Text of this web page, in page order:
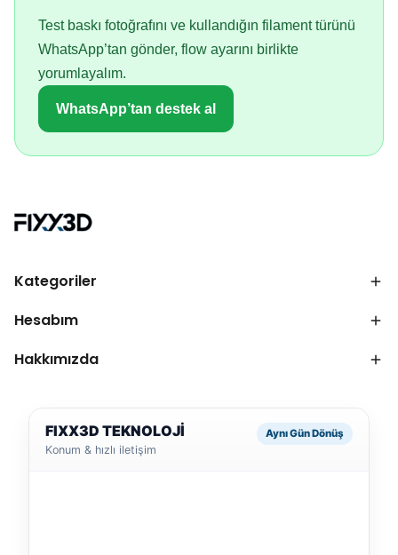
Test baskı fotoğrafını ve kullandığın filament türünü
WhatsApp’tan gönder, flow ayarını birlikte
yorumlayalım.
WhatsApp’tan destek al
Kategoriler
Hesabım
Hakkımızda
FIXX3D TEKNOLOJİ
Konum & hızlı iletişim
Aynı Gün Dönüş